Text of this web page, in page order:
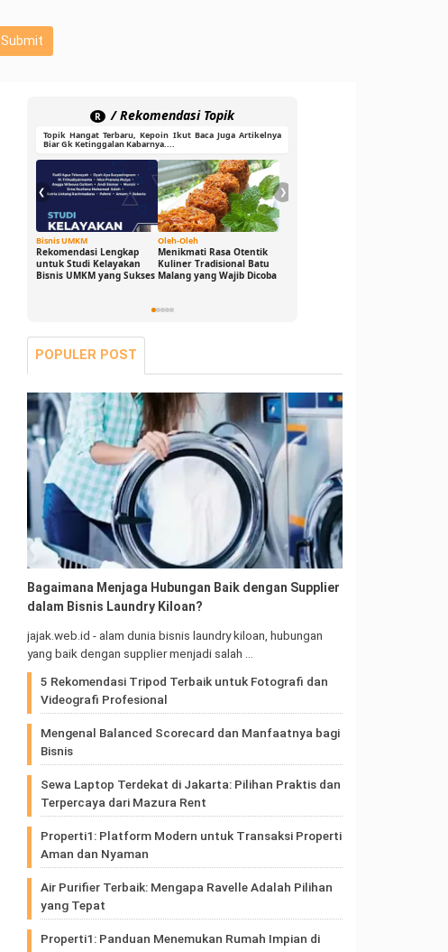
Submit
R / Rekomendasi Topik
Topik Hangat Terbaru, Kepoin Ikut Baca Juga Artikelnya
Biar Gk Ketinggalan Kabarnya....
Bisnis UMKM
Rekomendasi Lengkap
untuk Studi Kelayakan
Bisnis UMKM yang Sukses
Oleh-Oleh
Menikmati Rasa Otentik
Kuliner Tradisional Batu
Malang yang Wajib Dicoba
❮ ❯
POPULER POST
Bagaimana Menjaga Hubungan Baik dengan Supplier
dalam Bisnis Laundry Kiloan?
jajak.web.id - alam dunia bisnis laundry kiloan, hubungan
yang baik dengan supplier menjadi salah …
5 Rekomendasi Tripod Terbaik untuk Fotografi dan
Videografi Profesional
Mengenal Balanced Scorecard dan Manfaatnya bagi
Bisnis
Sewa Laptop Terdekat di Jakarta: Pilihan Praktis dan
Terpercaya dari Mazura Rent
Properti1: Platform Modern untuk Transaksi Properti
Aman dan Nyaman
Air Purifier Terbaik: Mengapa Ravelle Adalah Pilihan
yang Tepat
Properti1: Panduan Menemukan Rumah Impian di